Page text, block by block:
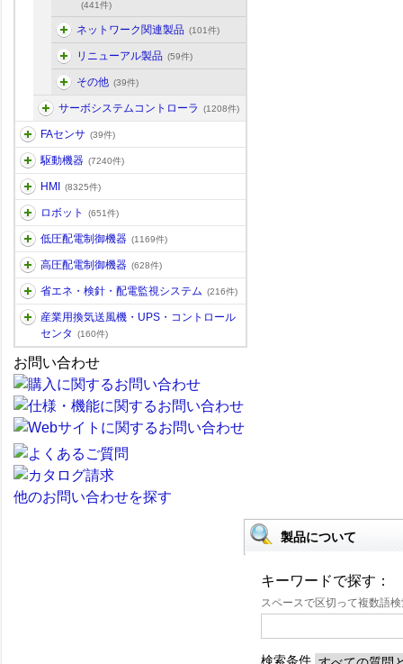
(441件)
ネットワーク関連製品 (101件)
リニューアル製品 (59件)
その他 (39件)
サーボシステムコントローラ (1208件)
FAセンサ (39件)
駆動機器 (7240件)
HMI (8325件)
ロボット (651件)
低圧配電制御機器 (1169件)
高圧配電制御機器 (628件)
省エネ・検針・配電監視システム (216件)
産業用換気送風機・UPS・コントロール
センタ
(160件)
お問い合わせ
他のお問い合わせを探す
製品について
キーワードで探す：
スペースで区切って複数語
検索条件